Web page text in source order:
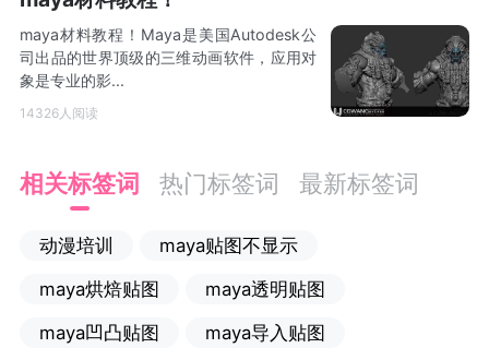
maya材料教程！Maya是美国Autodesk公
司出品的世界顶级的三维动画软件，应用对
象是专业的影...
14326人阅读
相关标签词 热门标签词 最新标签词
动漫培训
maya贴图不显示
maya烘焙贴图
maya透明贴图
maya凹凸贴图
maya导入贴图